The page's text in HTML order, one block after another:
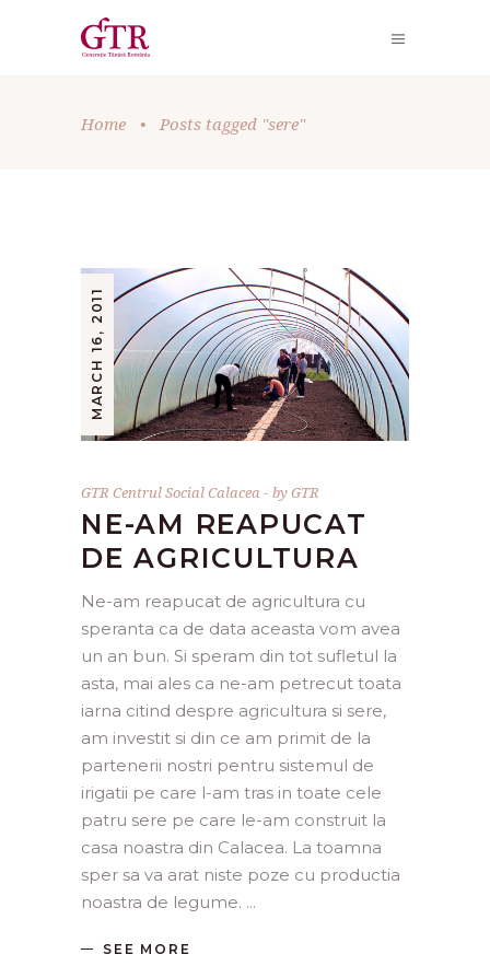
Home • Posts tagged "sere"
MARCH 16, 2011
GTR Centrul Social Calacea byGTR
NE-AM REAPUCAT
DE AGRICULTURA
Ne-am reapucat de agricultura cu
speranta ca de data aceasta vom avea
un an bun. Si speram din tot sufletul la
asta, mai ales ca ne-am petrecut toata
iarna citind despre agricultura si sere,
am investit si din ce am primit de la
partenerii nostri pentru sistemul de
irigatii pe care l-am tras in toate cele
patru sere pe care le-am construit la
casa noastra din Calacea. La toamna
sper sa va arat niste poze cu productia
noastra de legume.
SEE MORE